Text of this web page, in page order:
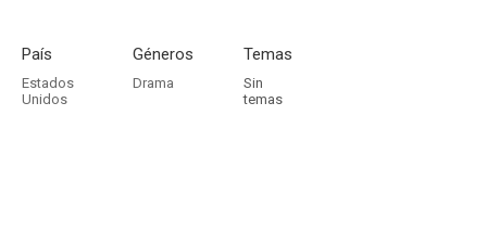
País
Estados
Unidos
Géneros
Drama
Temas
Sin
temas